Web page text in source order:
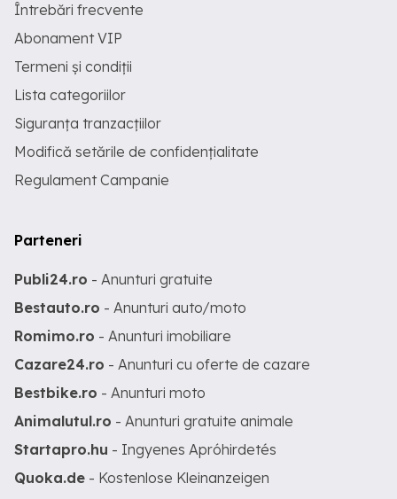
Întrebări frecvente
Abonament VIP
Termeni și condiții
Lista categoriilor
Siguranța tranzacțiilor
Modifică setările de confidențialitate
Regulament Campanie
Parteneri
Publi24.ro - Anunturi gratuite
Bestauto.ro - Anunturi auto/moto
Romimo.ro - Anunturi imobiliare
Cazare24.ro - Anunturi cu oferte de cazare
Bestbike.ro - Anunturi moto
Animalutul.ro - Anunturi gratuite animale
Startapro.hu - Ingyenes Apróhirdetés
Quoka.de - Kostenlose Kleinanzeigen